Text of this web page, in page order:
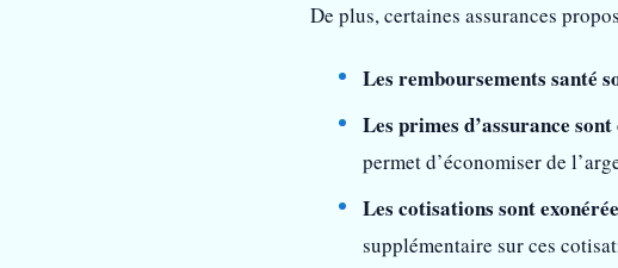
De plus, certaines assurances
Les remboursements santé
Les primes d’assurance
permet d’économiser de
Les cotisations sont
supplémentaire sur ces